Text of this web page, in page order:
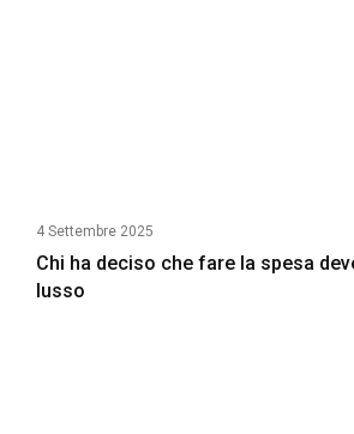
4 Settembre 2025
Chi ha deciso che fare la spesa
lusso